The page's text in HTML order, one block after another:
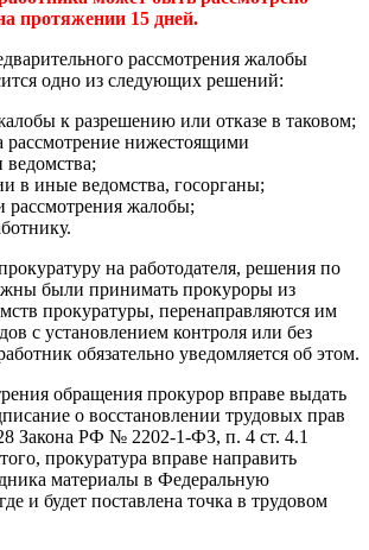
протяжении 15 дней.
рассмотрения жалобы
одно из следующих решений:
к разрешению или отказе в таковом;
рассмотрение нижестоящими
в иные ведомства, госорганы;
рассмотрения жалобы;
на работодателя, решения по
были принимать прокуроры из
прокуратуры, перенаправляются им
с установлением контроля или без
обязательно уведомляется об этом.
обращения прокурор вправе выдать
о восстановлении трудовых прав
Закона РФ № 2202-1-ФЗ, п. 4 ст. 4.1
прокуратура вправе направить
материалы в Федеральную
и будет поставлена точка в трудовом